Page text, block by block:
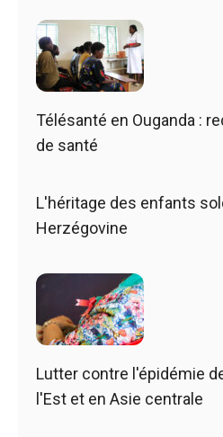
Télésanté en Ouganda :
de santé
L'héritage des enfants
Herzégovine
Lutter contre l'épidémie
l'Est et en Asie centrale